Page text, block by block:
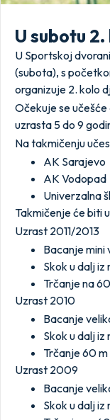
U subotu
U Sportskoj
(subota), s
organizuje 2. kolo
Očekuje se
uzrasta 5 do 9
Na takmičenju
AK Sarajevo
AK Vodopad
Univerzalna
Takmičenje će biti
Uzrast 2011/2013
Bacanje
Skok u dalj iz
Trčanje na
Uzrast 2010
Bacanje
Skok u dalj iz
Trčanje 60
Uzrast 2009
Bacanje
Skok u dalj iz